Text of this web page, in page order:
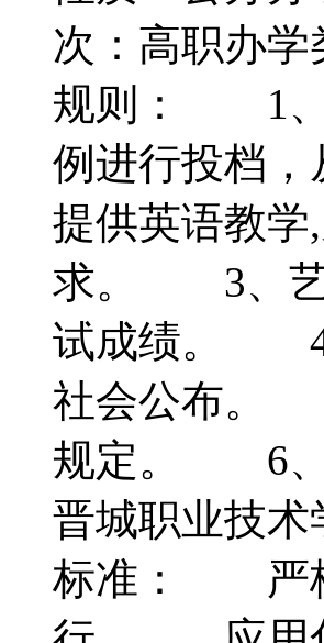
次：高职办
规则： 1、
例进行投档
提供英语教
求。 3、艺
试成绩。 4
社会公布。
规定。 6、
晋城职业技
标准： 严格